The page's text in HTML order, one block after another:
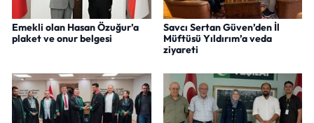
Emekli olan Hasan Özuğur’a
plaket ve onur belgesi
Savcı Sertan Güven’den İl
Müftüsü Yıldırım’a veda
ziyareti